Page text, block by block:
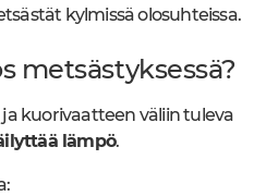
kylmissä olosuhteissa.
metsästyksessä?
kuorivaatteen väliin tuleva
lämpö.